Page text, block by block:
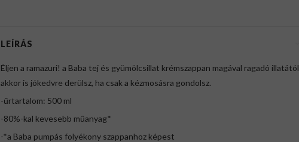
LEÍRÁS
Éljen a ramazuri! a Baba tej és gyümölcsillat krémszappan magával ragadó illatától
akkor is jókedvre derülsz, ha csak a kézmosásra gondolsz.
-űrtartalom: 500 ml
-80%-kal kevesebb műanyag*
-*a Baba pumpás folyékony szappanhoz képest